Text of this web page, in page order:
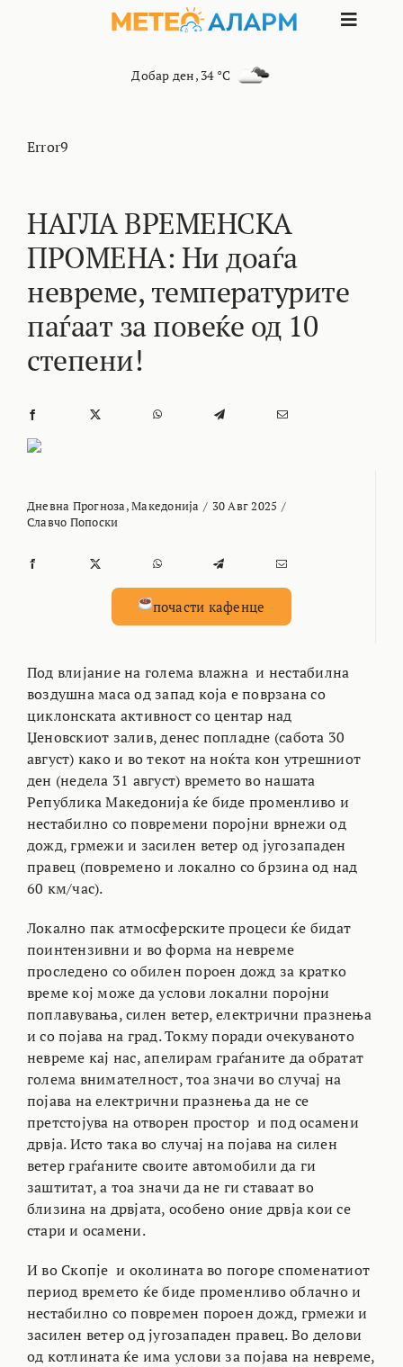
Toggle
ИНТЕРЕСНО
КОНТАКТ
МАРКЕТИНГ
Добар ден, 34 °C
Error9
НАГЛА ВРЕМЕНСКА
ПРОМЕНА: Ни доаѓа
невреме, температурите
паѓаат за повеќе од 10
степени!
Дневна Прогноза,Македонија / 30 Авг 2025 /
Славчо Попоски
почасти кафенце
Под влијание на голема влажна и нестабилна
воздушна маса од запад која е поврзана со
циклонската активност со центар над
Џеновскиот залив, денес попладне (сабота 30
август) како и во текот на ноќта кон утрешниот
ден (недела 31 август) времето во нашата
Република Македонија ќе биде променливо и
нестабилно со повремени поројни врнежи од
дожд, грмежи и засилен ветер од југозападен
правец (повремено и локално со брзина од над
60 км/час).
Локално пак атмосферските процеси ќе бидат
поинтензивни и во форма на невреме
проследено со обилен пороен дожд за кратко
време кој може да услови локални поројни
поплавувања, силен ветер, електрични празнења
и со појава на град. Токму поради очекуваното
невреме кај нас, апелирам граѓаните да обратат
голема внимателност, тоа значи во случај на
појава на електрични празнења да не се
претстојува на отворен простор и под осамени
дрвја. Исто така во случај на појава на силен
ветер граѓаните своите автомобили да ги
заштитат, а тоа значи да не ги ставаат во
близина на дрвјата, особено оние дрвја кои се
стари и осамени.
И во Скопје и околината во погоре споменатиот
период времето ќе биде променливо облачно и
нестабилно со повремен пороен дожд, грмежи и
засилен ветер од југозападен правец. Во делови
од котлината ќе има услови за појава на невреме,